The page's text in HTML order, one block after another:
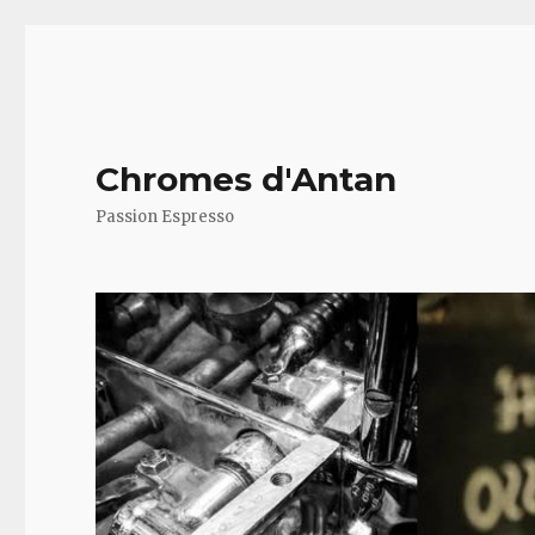
Chromes d'Antan
Passion Espresso